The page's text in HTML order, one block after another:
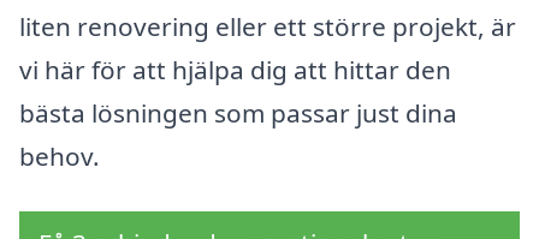
liten renovering eller ett större projekt, är
vi här för att hjälpa dig att hittar den
bästa lösningen som passar just dina
behov.